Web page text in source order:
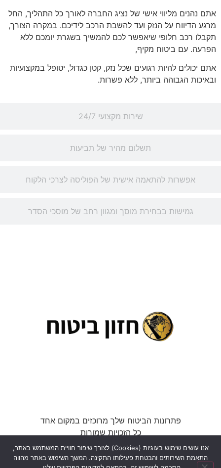
שירות מקצועי 24/7
תשלום מהיר של תביעות
אפשרות להתאמה אישית של הפוליסה לצרכי הלקוח
גמישות בבחירת מוסך ומגוון רחב של מוסכי הסדר
אתם נהנים מליווי אישי של נציג החברה לאורך כל התהליך, החל
מרגע הדיווח על הנזק ועד להשבת הרכב לידיכם. במקרה הצורך,
תקבלו רכב חלופי שיאפשר לכם להמשיך בשגרת יומכם ללא
הפרעה. עם ביטוח מקיף,
אתם יכולים להיות רגועים שכל נזק, קטן כגדול, יטופל במקצועיות
ובאיכות הגבוהה ביותר, ללא פשרות.
פתרונות הביטוח שלך מרוכזים במקום אחד
כל הזכויות שמורות
אנו עושים שימוש בעוגיות (Cookies) לצורך שיפור חוויית המשתמש באתר,
התאמת השירותים והבטחת פעילותו התקינה. המשך השימוש באתר מהווה